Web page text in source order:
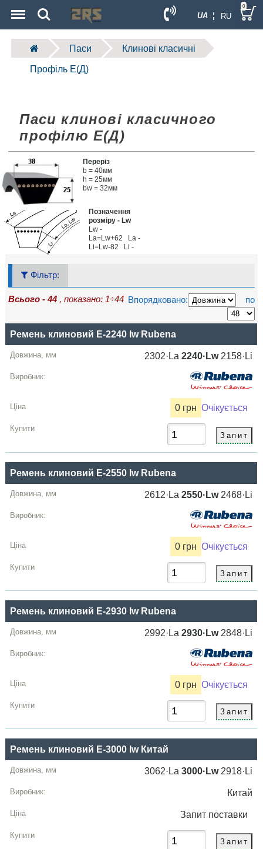
UA ¦ RU
Search 0
Паси Клинові класичні
Профіль E(Д)
Паси клинові класичного
профілю E(Д)
Переріз
b = 40мм
h = 25мм
bw = 32мм
Позначення
розміру - Lw
Lw -
La=Lw+62 La -
Li=Lw-82 Li -
Фільтр:
Всього - 44 , показано: 1÷44 Впорядковано: по
Позначення
Довжина
Ціна,
грн
Ремень клиновий E-2240 lw Rubena
2302·La2240·Lw2158·Li
0 грн Очікується
Ремень клиновий E-2550 lw Rubena
2612·La2550·Lw2468·Li
0 грн Очікується
Ремень клиновий E-2930 lw Rubena
2992·La2930·Lw2848·Li
0 грн Очікується
Ремень клиновий E-3000 lw Китай
3062·La3000·Lw2918·Li
Китай
Запит поставки